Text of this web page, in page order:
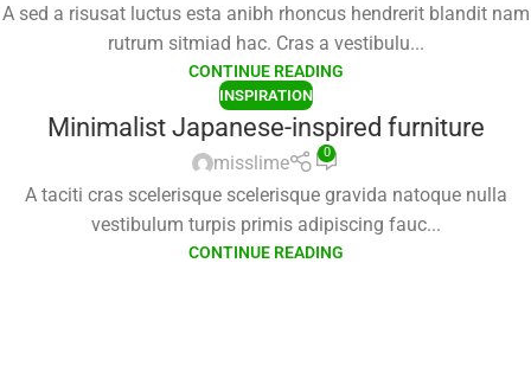
A sed a risusat luctus esta anibh rhoncus hendrerit blandit nam
rutrum sitmiad hac. Cras a vestibulu...
CONTINUE READING
INSPIRATION
Minimalist Japanese-inspired furniture
misslime 0
A taciti cras scelerisque scelerisque gravida natoque nulla
vestibulum turpis primis adipiscing fauc...
CONTINUE READING